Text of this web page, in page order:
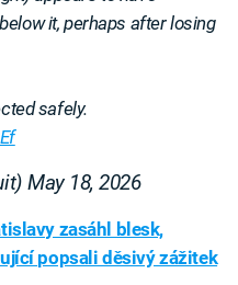
it, perhaps after losing
safely.
May 18, 2026
zasáhl blesk,
popsali děsivý zážitek